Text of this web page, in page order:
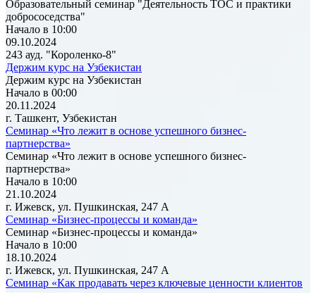
Образовательный семинар "Деятельность ТОС и практики
добрососедства"
Начало в 10:00
09.10.2024
243 ауд. "Короленко-8"
Держим курс на Узбекистан
Держим курс на Узбекистан
Начало в 00:00
20.11.2024
г. Ташкент, Узбекистан
Семинар «Что лежит в основе успешного бизнес-
партнерства»
Семинар «Что лежит в основе успешного бизнес-
партнерства»
Начало в 10:00
21.10.2024
г. Ижевск, ул. Пушкинская, 247 А
Семинар «Бизнес-процессы и команда»
Семинар «Бизнес-процессы и команда»
Начало в 10:00
18.10.2024
г. Ижевск, ул. Пушкинская, 247 А
Семинар «Как продавать через ключевые ценности клиентов